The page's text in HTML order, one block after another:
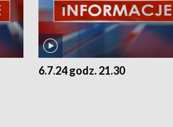
6.7.24 godz. 21.30